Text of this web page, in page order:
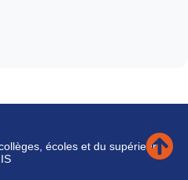
écoles et du supérieur